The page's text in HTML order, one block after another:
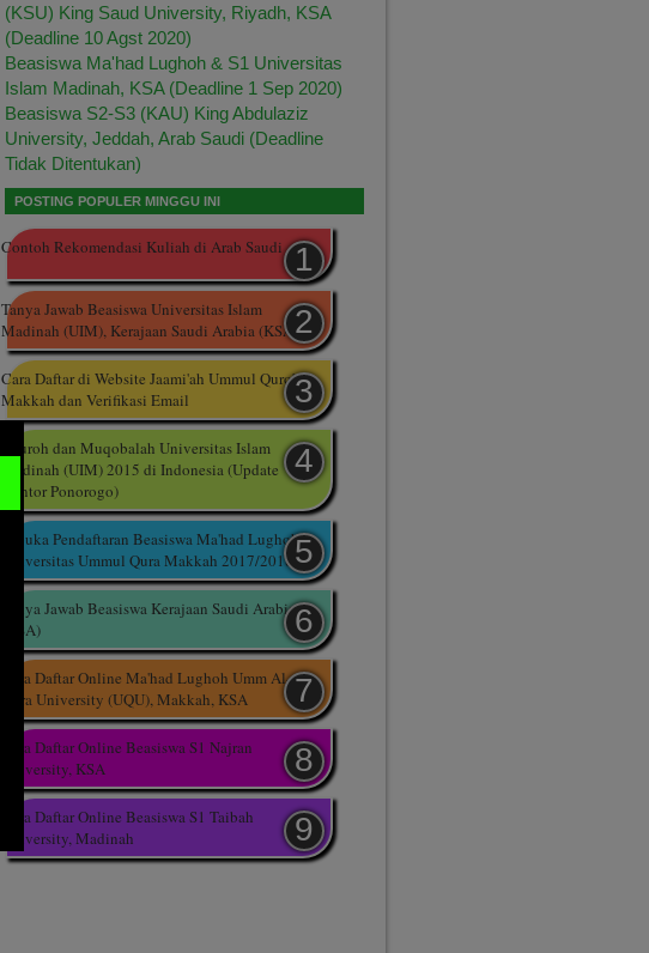
(KSU) King Saud University, Riyadh, KSA
(Deadline 10 Agst 2020)
Beasiswa Ma'had Lughoh & S1 Universitas
Islam Madinah, KSA (Deadline 1 Sep 2020)
Beasiswa S2-S3 (KAU) King Abdulaziz
University, Jeddah, Arab Saudi (Deadline
Tidak Ditentukan)
POSTING POPULER MINGGU INI
Contoh Rekomendasi Kuliah di Arab Saudi
Tanya Jawab Beasiswa Universitas Islam
Madinah (UIM), Kerajaan Saudi Arabia (KSA)
Cara Daftar di Website Jaami'ah Ummul Quro'
Makkah dan Verifikasi Email
Dauroh dan Muqobalah Universitas Islam
Madinah (UIM) 2015 di Indonesia (Update
Gontor Ponorogo)
Dibuka Pendaftaran Beasiswa Ma'had Lughoh
Universitas Ummul Qura Makkah 2017/2018
Tanya Jawab Beasiswa Kerajaan Saudi Arabia
(KSA)
Cara Daftar Online Ma'had Lughoh Umm Al-
Qura University (UQU), Makkah, KSA
Cara Daftar Online Beasiswa S1 Najran
University, KSA
Cara Daftar Online Beasiswa S1 Taibah
University, Madinah